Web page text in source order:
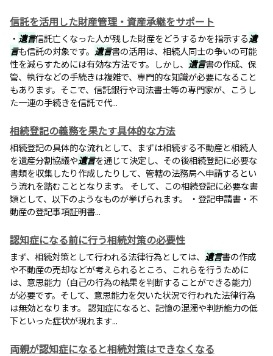
信託を活用した財産管理・資産承継をサポート
・ 遺言信託亡くなった人が残した財産をどうするかを指示する遺
言も信託の対象です。 遺言書の活用は、相続人同士の争いの可能
性を減らすためには有効な方法です。しかし、 遺言書の作成、保
管、執行などの手続きは複雑で、専門的な知識が必要になること
もあります。そこで、信託銀行や司法書士等の専門家が、こうし
た一連の手続きを信託で代...
相続登記の義務を果たす具体的な方法
相続登記の具体的な流れとして、まずは相続する不動産と相続人
を遺産分割協議や遺言を通じて決定し、その後相続登記に必要な
書類を収集したり作成したりして、管轄の法務局へ申請するとい
う流れを踏むこととなります。 そして、この相続登記に必要な書
類として、以下のようなものが挙げられます。 ・登記申請書・不
動産の登記事項証明書...
認知症になる前に行う相続対策の必要性
まず、相続対策として行われる法律行為としては、 遺言書の作成
や不動産の売却などが考えられるところ、これらを行うために
は、意思能力（自己の行為の結果を判断することができる能力）
が必要です。そして、意思能力を欠いた状況で行われた法律行為
は無効となります。 認知症になると、記憶の混濁や判断能力の低
下といった症状が現れます...
両親が認知症になると相続対策はできなくなる